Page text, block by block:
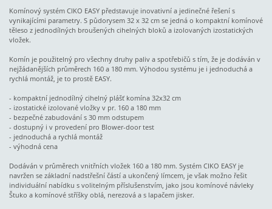
Komínový systém CIKO EASY představuje inovativní a jedinečné řešení s
vynikajícími parametry. S půdorysem 32 x 32 cm se jedná o kompaktní komínové
těleso z jednodílných broušených cihelných bloků a izolovaných izostatických
vložek.
Komín je použitelný pro všechny druhy paliv a spotřebičů s tím, že je dodáván v
nejžádanějších průměrech 160 a 180 mm. Výhodou systému je i jednoduchá a
rychlá montáž, je to prostě EASY.
- kompaktní jednodílný cihelný plášť komína 32x32 cm
- izostatické izolované vložky v pr. 160 a 180 mm
- bezpečné zabudování s 30 mm odstupem
- dostupný i v provedení pro Blower-door test
- jednoduchá a rychlá montáž
- výhodná cena
Dodáván v průměrech vnitřních vložek 160 a 180 mm. Systém CIKO EASY je
navržen se základní nadstřešní částí a ukončený límcem, je však možno řešit
individuální nabídku s volitelným příslušenstvím, jako jsou komínové návleky
Štuko a komínové stříšky oblá, nerezová a s lapačem jisker.